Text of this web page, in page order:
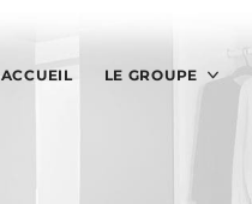
ACCUEIL LE GROUPE